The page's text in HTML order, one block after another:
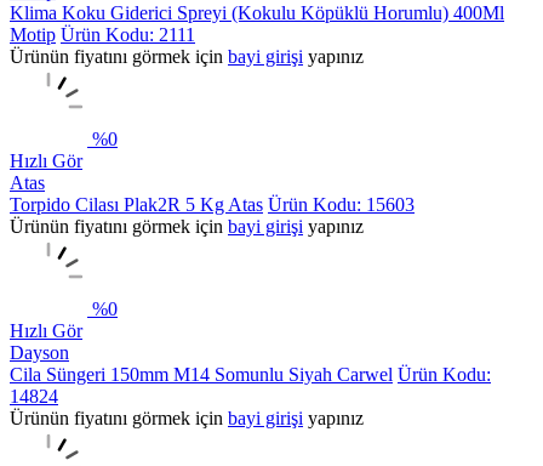
Klima Koku Giderici Spreyi (Kokulu Köpüklü Horumlu) 400Ml
Motip Ürün Kodu: 2111
Ürünün fiyatını görmek için bayi girişi yapınız
%0
Hızlı Gör
Atas
Torpido Cilası Plak2R 5 Kg Atas Ürün Kodu: 15603
Ürünün fiyatını görmek için bayi girişi yapınız
%0
Hızlı Gör
Dayson
Cila Süngeri 150mm M14 Somunlu Siyah Carwel Ürün Kodu:
14824
Ürünün fiyatını görmek için bayi girişi yapınız